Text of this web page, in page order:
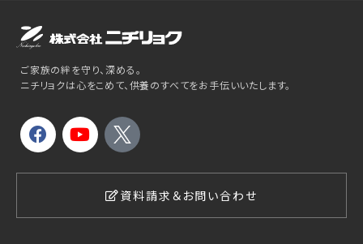
ご家族の絆を守り、深める。
ニチリョクは心をこめて、供養のすべてをお手伝いいたします。
資料請求＆お問い合わせ